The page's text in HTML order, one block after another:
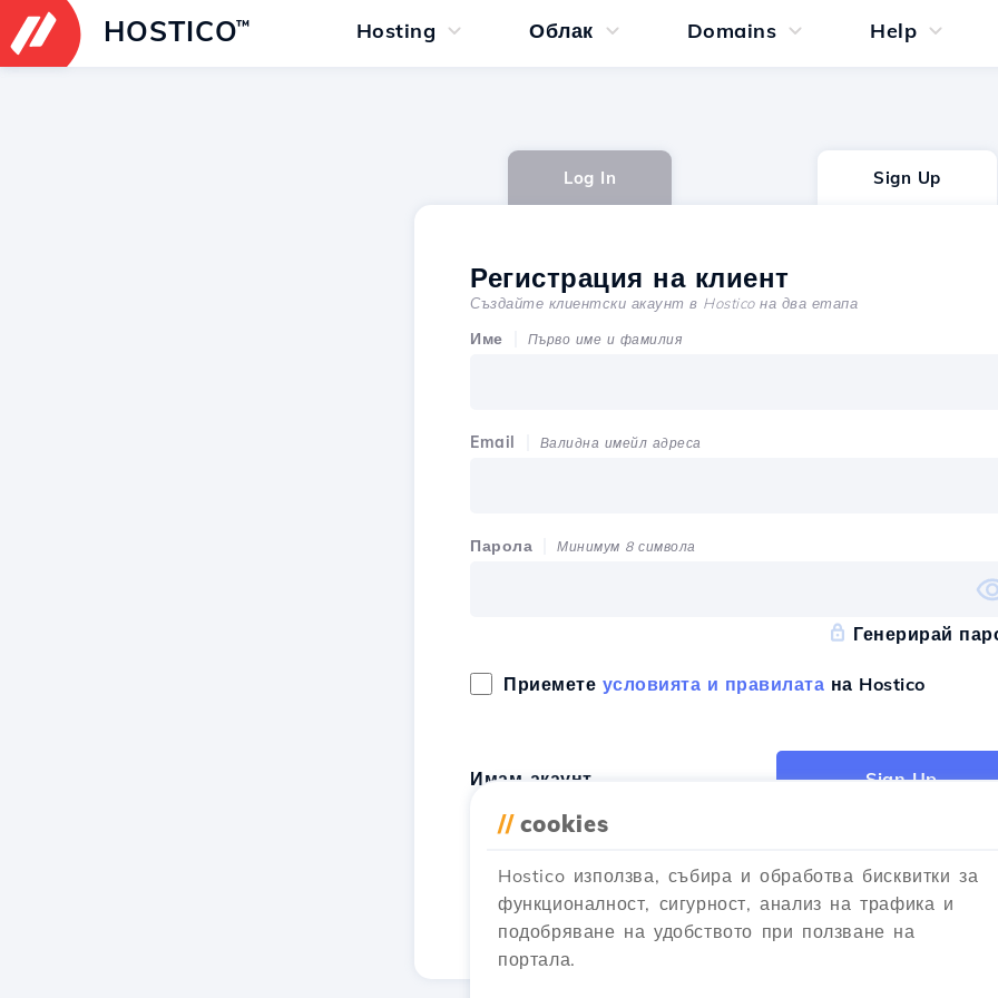
HOSTICO™ Hosting Облак Domains Help
Log In Sign Up
Регистрация на клиент
Създайте клиентски акаунт в Hostico на два етапа
Име Първо име и фамилия
Email Валидна имейл адреса
Парола Минимум 8 символа
Генерирай
Приемете условията и правилата на Hostico
Имам акаунт Sign Up
Регистрирай се с
// cookies
Hostico използва, събира и обработва бисквитки за
функционалност, сигурност, анализ на трафика и
подобряване на удобството при ползване на
портала.